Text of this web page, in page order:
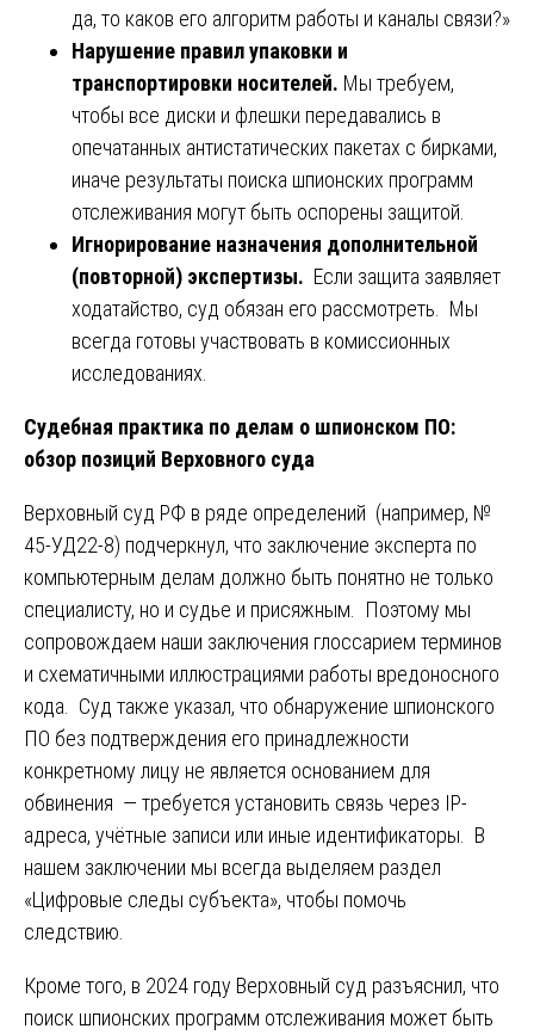
да, то каков его алгоритм работы и каналы связи?»
Нарушение правил упаковки и
транспортировки носителей. Мы требуем,
чтобы все диски и флешки передавались в
опечатанных антистатических пакетах с бирками,
иначе результаты поиска шпионских программ
отслеживания могут быть оспорены защитой.
Игнорирование назначения дополнительной
(повторной) экспертизы. Если защита заявляет
ходатайство, суд обязан его рассмотреть. Мы
всегда готовы участвовать в комиссионных
исследованиях.
Судебная практика по делам о шпионском ПО:
обзор позиций Верховного суда
Верховный суд РФ в ряде определений (например, №
45-УД22-8) подчеркнул, что заключение эксперта по
компьютерным делам должно быть понятно не только
специалисту, но и судье и присяжным. Поэтому мы
сопровождаем наши заключения глоссарием терминов
и схематичными иллюстрациями работы вредоносного
кода. Суд также указал, что обнаружение шпионского
ПО без подтверждения его принадлежности
конкретному лицу не является основанием для
обвинения — требуется установить связь через IP-
адреса, учётные записи или иные идентификаторы. В
нашем заключении мы всегда выделяем раздел
«Цифровые следы субъекта», чтобы помочь
следствию.
Кроме того, в 2024 году Верховный суд разъяснил, что
поиск шпионских программ отслеживания может быть